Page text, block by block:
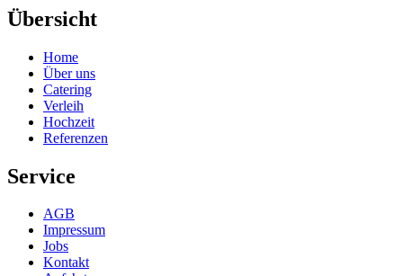
Übersicht
Home
Über uns
Catering
Verleih
Hochzeit
Referenzen
Service
AGB
Impressum
Jobs
Kontakt